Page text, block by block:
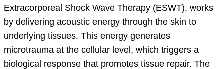
Extracorporeal Shock Wave Therapy (ESWT), works
by delivering acoustic energy through the skin to
underlying tissues. This energy generates
microtrauma at the cellular level, which triggers a
biological response that promotes tissue repair. The